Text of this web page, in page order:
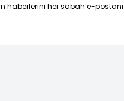
haberlerini her sabah e-